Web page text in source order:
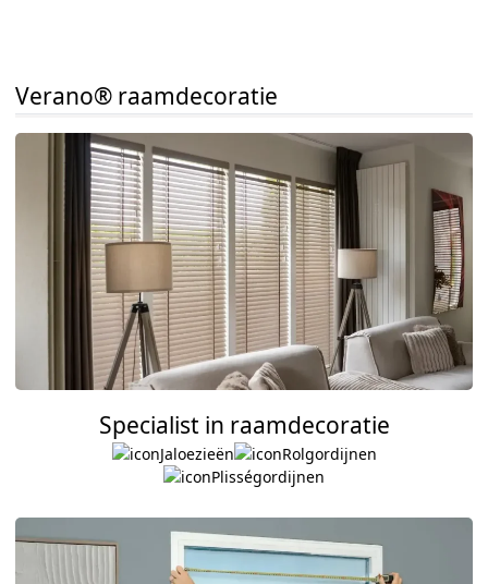
Verano® raamdecoratie
Specialist in raamdecoratie
Jaloezieën
Rolgordijnen
Plisségordijnen